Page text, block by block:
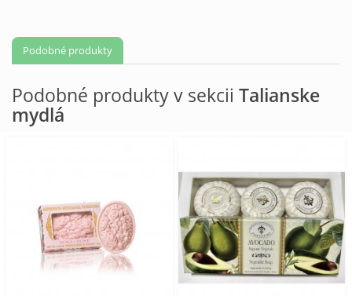
Podobné produkty
Podobné produkty v sekcii Talianske
mydlá